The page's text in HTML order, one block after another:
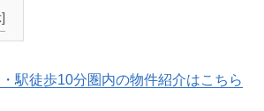
駅徒歩10分圏内の物件紹介はこちら